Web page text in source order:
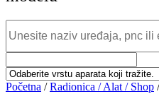
Početna /Radionica / Alat / Shop